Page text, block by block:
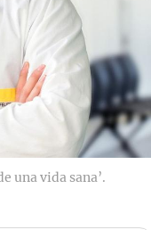
una vida sana’.